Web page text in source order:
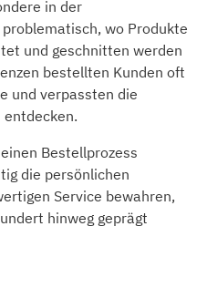
in der
wo Produkte
und geschnitten werden
bestellten Kunden oft
und verpassten die
entdecken.
Bestellprozess
die persönlichen
Service bewahren,
hinweg geprägt